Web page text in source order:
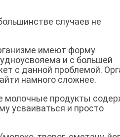
случаев не
имеют форму
и с большей
с данной проблемой.
намного сложнее.
молочные продукты
усваиваться и просто